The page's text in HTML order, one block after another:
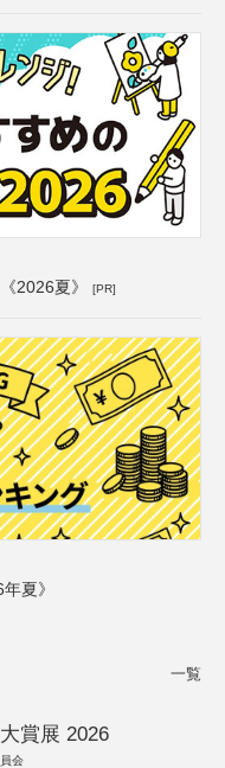
2026夏》 [PR]
夏》
一覧
賞展 2026
会